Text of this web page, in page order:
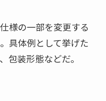
様の一部を変更する
具体例として挙げた
包装形態などだ。